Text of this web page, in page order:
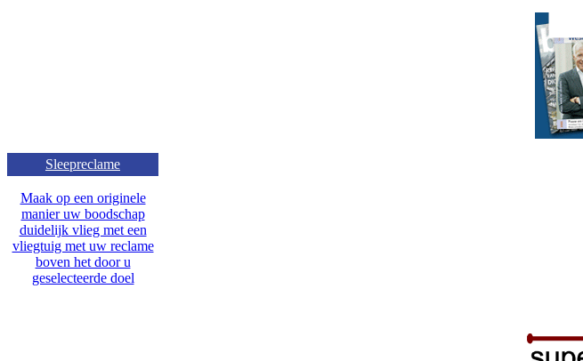
Sleepreclame
Maak op een originele
manier uw boodschap
duidelijk vlieg met een
vliegtuig met uw reclame
boven het door u
geselecteerde doel